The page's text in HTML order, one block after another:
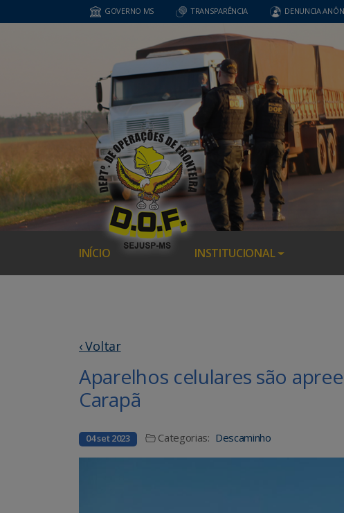
GOVERNO MS TRANSPARÊNCIA DENUNCIA
INÍCIO INSTITUCIONAL
‹ Voltar
Aparelhos celulares são
Carapã
04 set 2023 Categorias: Descaminho